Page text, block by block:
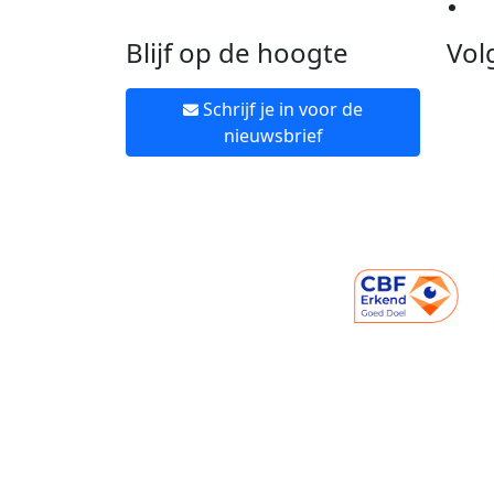
Blijf op de hoogte
Schrijf je in voor de
nieuwsbrief